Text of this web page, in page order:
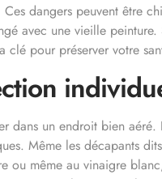
dangers peuvent être
avec une vieille
clé pour préserver votre
un endroit bien aéré.
Même les décapants
ou même au vinaigre